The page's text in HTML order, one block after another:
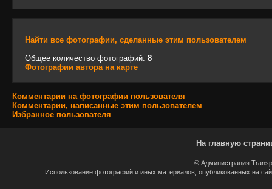
Найти все фотографии, сделанные этим пользователем
Общее количество фотографий: 8
Фотографии автора на карте
Комментарии на фотографии пользователя
Комментарии, написанные этим пользователем
Избранное пользователя
На главную
© Администрация
Использование фотографий и иных материалов, опубликованных на